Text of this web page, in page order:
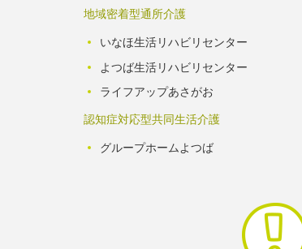
地域密着型通所介護
いなほ生活リハビリセンター
よつば生活リハビリセンター
ライフアップあさがお
認知症対応型共同生活介護
グループホームよつば